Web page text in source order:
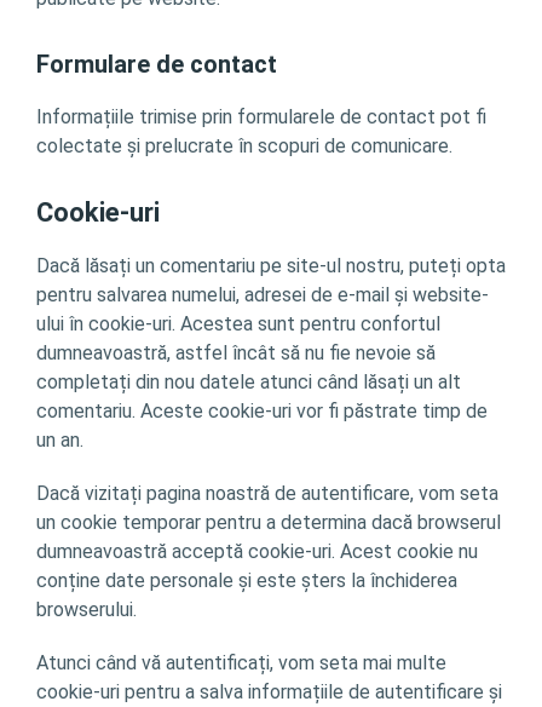
Formulare de contact
Informațiile trimise prin formularele de contact pot fi
colectate și prelucrate în scopuri de comunicare.
Cookie-uri
Dacă lăsați un comentariu pe site-ul nostru, puteți opta
pentru salvarea numelui, adresei de e-mail și website-
ului în cookie-uri. Acestea sunt pentru confortul
dumneavoastră, astfel încât să nu fie nevoie să
completați din nou datele atunci când lăsați un alt
comentariu. Aceste cookie-uri vor fi păstrate timp de
un an.
Dacă vizitați pagina noastră de autentificare, vom seta
un cookie temporar pentru a determina dacă browserul
dumneavoastră acceptă cookie-uri. Acest cookie nu
conține date personale și este șters la închiderea
browserului.
Atunci când vă autentificați, vom seta mai multe
cookie-uri pentru a salva informațiile de autentificare și